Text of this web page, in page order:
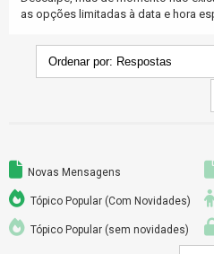
as opções limitadas à data e hora
Novas Mensagens
Tópico Popular (Com Novidades)
Tópico Popular (sem novidades)